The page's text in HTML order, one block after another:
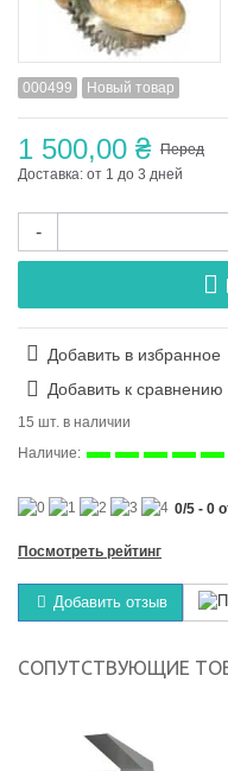
000499 Новый товар
1 500,00 ₴ Перед
Доставка: от 1 до 3 дней
-
Добавить в избранное
Добавить к сравнению
15 шт. в наличии
Наличие:
0/5 - 0
Посмотреть рейтинг
Добавить отзыв
СОПУТСТВУЮЩИЕ